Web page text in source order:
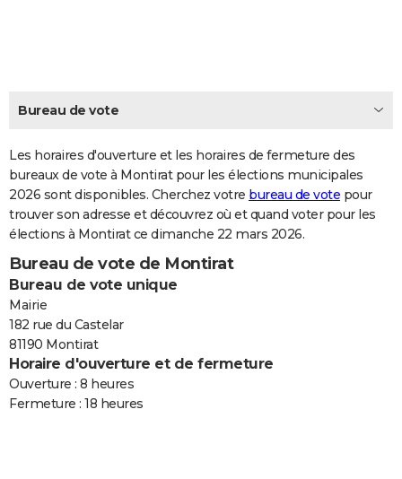
Carte de Noël
Carte Bonne année
Carte Saint-Valentin
Carte Pâques
Carte d'anniversaire
DICTIONNAIRE
Dictionnaire
Biographies
Citations
Expressions
Proverbes
PROGRAMME TV
COPAINS D'AVANT
S'inscrire
Se connecter
Lycées
Collèges
Primaires
Universités
Entreprises
Service militaire
Avis de recherche
AVIS DE DÉCÈS
FORUM
Bricolage
Lifestyle
Culture
Sport
Auto
Television
Voyage
Cinema
Bureau de vote
Les horaires d'ouverture et les horaires de fermeture des
bureaux de vote à Montirat pour les élections municipales
2026 sont disponibles. Cherchez votre bureau de vote pour
trouver son adresse et découvrez où et quand voter pour les
élections à Montirat ce dimanche 22 mars 2026.
Bureau de vote de Montirat
Bureau de vote unique
Mairie
182 rue du Castelar
81190 Montirat
Horaire d'ouverture et de fermeture
Ouverture : 8 heures
Fermeture : 18 heures